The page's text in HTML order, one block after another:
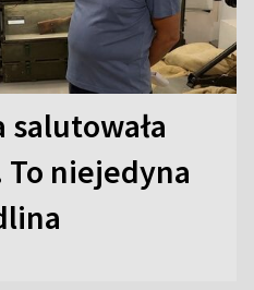
To niejedyna